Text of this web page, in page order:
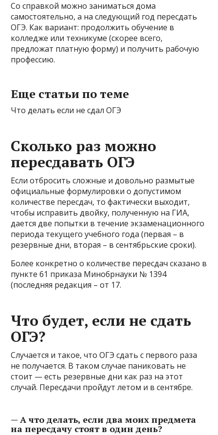
Со справкой можно заниматься дома
самостоятельно, а на следующий год пересдать
ОГЭ. Как вариант: продолжить обучение в
колледже или техникуме (скорее всего,
предложат платную форму) и получить рабочую
профессию.
Еще статьи по теме
Что делать если не сдал ОГЭ
Сколько раз можно
пересдавать ОГЭ
Если отбросить сложные и довольно размытые
официальные формулировки о допустимом
количестве пересдач, то фактически выходит,
чтобы исправить двойку, полученную на ГИА,
дается две попытки в течение экзаменационного
периода текущего учебного года (первая – в
резервные дни, вторая – в сентябрьские сроки).
Более конкретно о количестве пересдач сказано в
пункте 61 приказа Минобрнауки № 1394
(последняя редакция – от 17.
Что будет, если не сдать
ОГЭ?
Случается и такое, что ОГЭ сдать с первого раза
не получается. В таком случае паниковать не
стоит — есть резервные дни как раз на этот
случай. Пересдачи пройдут летом и в сентябре.
— А что делать, если два моих предмета
на пересдачу стоят в один день?